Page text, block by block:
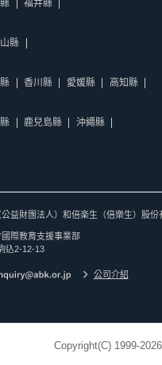
福井縣
縣
香川縣 愛媛縣 高知縣
鹿兒島縣 沖繩縣
益財團法人）和倍楽生（倍樂生）股份
際教育支援事業部
込2-12-13
公司介紹
Copyright(C) 1999-